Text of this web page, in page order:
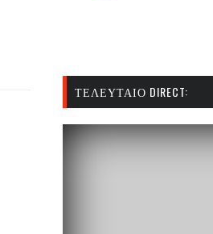
ΤΕΛΕΥΤΑΊΟ DIRECT: